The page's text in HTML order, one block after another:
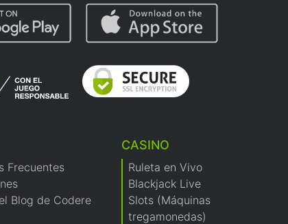
Frecuentes
Blog de Codere
CASINO
Ruleta en Vivo
Blackjack Live
Slots (Máquinas
tregamonedas)